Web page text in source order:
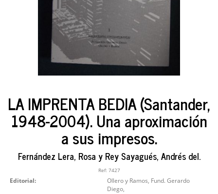
LA IMPRENTA BEDIA (Santander,
1948-2004). Una aproximación
a sus impresos.
Fernández Lera, Rosa y Rey Sayagués, Andrés del.
Ref: 7427
Editorial:
Ollero y Ramos, Fund. Gerardo
Diego,